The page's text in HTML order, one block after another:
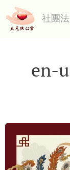
社團
en-